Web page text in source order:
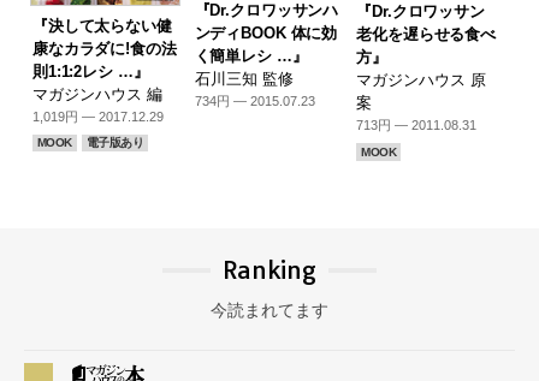
『決して太らない健
康なカラダに!食の法
則1:1:2レシ …』
マガジンハウス 編
1,019円 — 2017.12.29
MOOK 電子版あり
『Dr.クロワッサンハ
ンディBOOK 体に効
く簡単レシ …』
石川三知 監修
734円 — 2015.07.23
『Dr.クロワッサン
老化を遅らせる食べ
方』
マガジンハウス 原
案
713円 — 2011.08.31
MOOK
Ranking
今読まれてます